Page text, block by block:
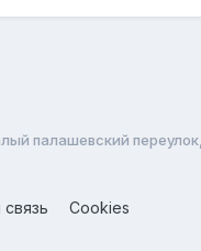
палашевский
Cookies